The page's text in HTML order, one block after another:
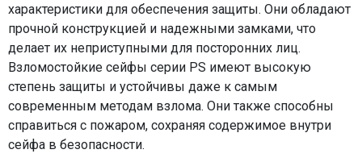
характеристики для обеспечения защиты. Они обладают
прочной конструкцией и надежными замками, что
делает их неприступными для посторонних лиц.
Взломостойкие сейфы серии PS имеют высокую
степень защиты и устойчивы даже к самым
современным методам взлома. Они также способны
справиться с пожаром, сохраняя содержимое внутри
сейфа в безопасности.